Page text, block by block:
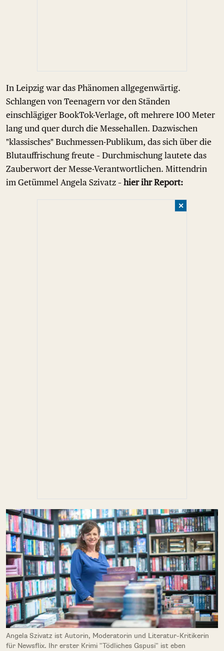
In Leipzig war das Phänomen allgegenwärtig.
Schlangen von Teenagern vor den Ständen
einschlägiger BookTok-Verlage, oft mehrere 100 Meter
lang und quer durch die Messehallen. Dazwischen
"klassisches" Buchmessen-Publikum, das sich über die
Blutauffrischung freute – Durchmischung lautete das
Zauberwort der Messe-Verantwortlichen. Mittendrin
im Getümmel Angela Szivatz – hier ihr Report:
✕
Angela Szivatz ist Autorin, Moderatorin und Literatur-Kritikerin
für Newsflix. Ihr erster Krimi "Tödliches Gspusi" ist eben